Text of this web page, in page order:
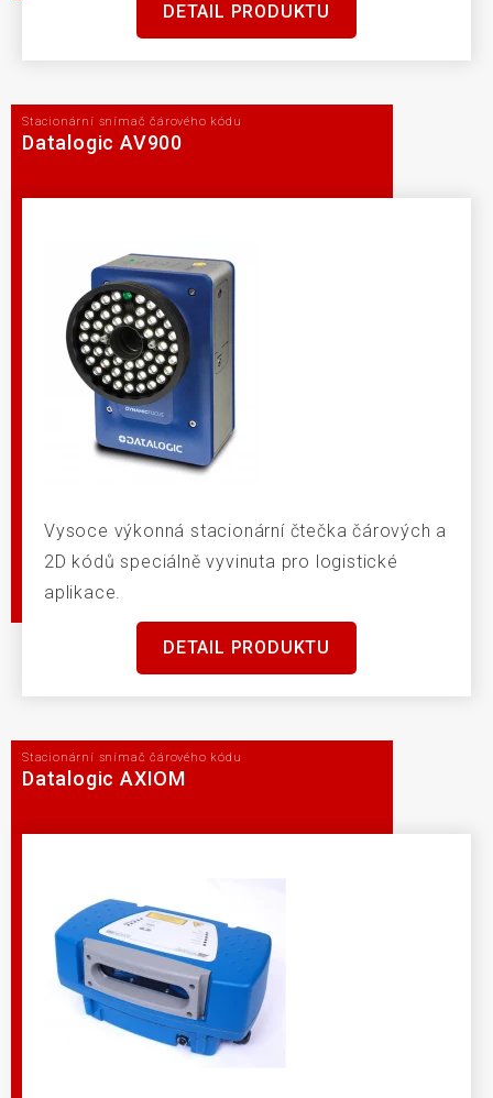
DETAIL PRODUKTU
Stacionární snímač čárového kódu
Datalogic AV900
Vysoce výkonná stacionární čtečka čárových a
2D kódů speciálně vyvinuta pro logistické
aplikace.
DETAIL PRODUKTU
Stacionární snímač čárového kódu
Datalogic AXIOM